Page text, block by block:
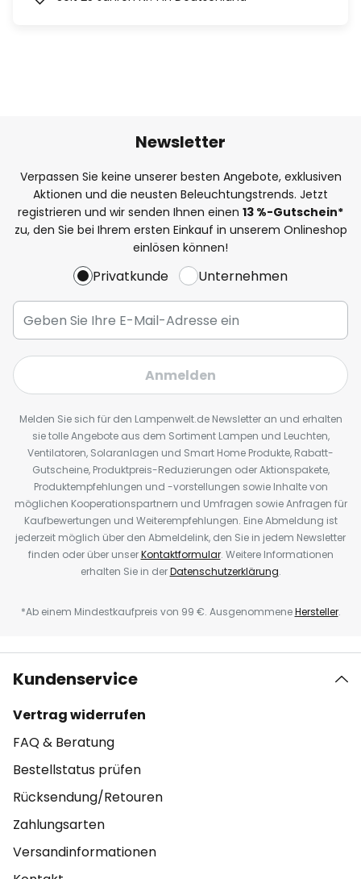
Newsletter
Verpassen Sie keine unserer besten Angebote, exklusiven
Aktionen und die neusten Beleuchtungstrends. Jetzt
registrieren und wir senden Ihnen einen 13 %-Gutschein*
zu, den Sie bei Ihrem ersten Einkauf in unserem Onlineshop
einlösen können!
Privatkunde Unternehmen
Anmelden
Melden Sie sich für den Lampenwelt.de Newsletter an und erhalten
sie tolle Angebote aus dem Sortiment Lampen und Leuchten,
Ventilatoren, Solaranlagen und Smart Home Produkte, Rabatt-
Gutscheine, Produktpreis-Reduzierungen oder Aktionspakete,
Produktempfehlungen und -vorstellungen sowie Inhalte von
möglichen Kooperationspartnern und Umfragen sowie Anfragen für
Kaufbewertungen und Weiterempfehlungen. Eine Abmeldung ist
jederzeit möglich über den Abmeldelink, den Sie in jedem Newsletter
finden oder über unserKontaktformular. Weitere Informationen
erhalten Sie in derDatenschutzerklärung.
*Ab einem Mindestkaufpreis von 99 €. AusgenommeneHersteller.
Kundenservice
Vertrag widerrufen
FAQ & Beratung
Bestellstatus prüfen
Rücksendung/Retouren
Zahlungsarten
Versandinformationen